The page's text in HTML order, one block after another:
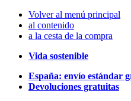
Volver al menú principal
al contenido
a la cesta de la compra
Vida sostenible
España: envío estándar
Devoluciones gratuitas